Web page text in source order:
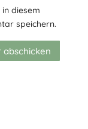
diesem
speichern.